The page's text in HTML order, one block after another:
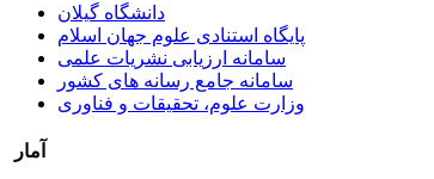
دانشگاه گیلان
پایگاه استنادی علوم جهان اسلام
سامانه ارزیابی نشریات علمی
سامانه جامع رسانه های کشور
وزارت علوم، تحقیقات و فناوری
آمار